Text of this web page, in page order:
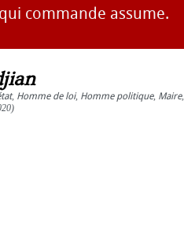
commande assume.
, Homme de loi, Homme politique, Maire,